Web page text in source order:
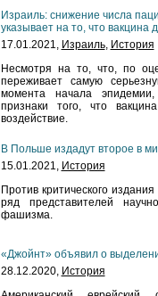
Израиль: снижение числа
указывает на то, что вакцина
17.01.2021, Израиль, История
Несмотря на то, что, по
переживает самую
момента начала
признаки того, что
воздействие.
В Польше издадут второе в
15.01.2021, История
Против критического
ряд представителей
фашизма.
«Джойнт» объявил о
28.12.2020, История